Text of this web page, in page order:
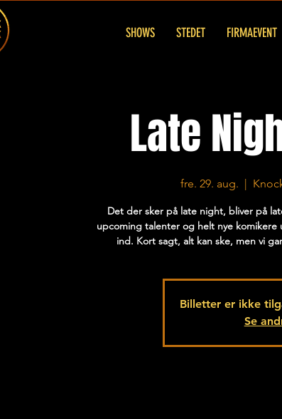
SHOWS STEDET FIRMAEVENT
Late
fre. 29. aug.
  |
Det der sker på late night, bliver på
upcoming talenter og helt nye
ind. Kort sagt, alt kan ske, men vi
Billetter er ikke
Se